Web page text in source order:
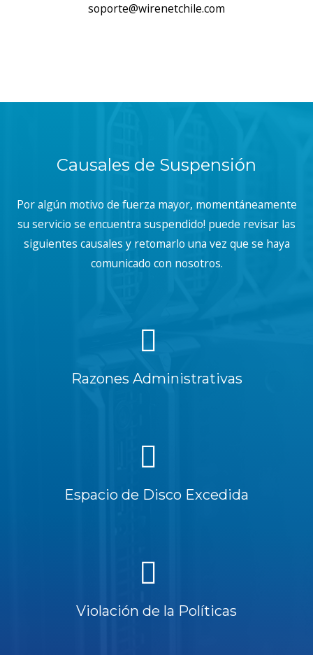
soporte@wirenetchile.com
Causales de Suspensión
Por algún motivo de fuerza mayor, momentáneamente
su servicio se encuentra suspendido! puede revisar las
siguientes causales y retomarlo una vez que se haya
comunicado con nosotros.
Razones Administrativas
Espacio de Disco Excedida
Violación de la Políticas